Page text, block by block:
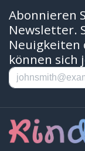
Abonnieren
Newsletter.
Neuigkeiten
können sich